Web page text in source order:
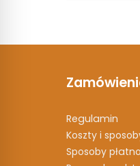
Regulamin
Koszty i
Sposoby